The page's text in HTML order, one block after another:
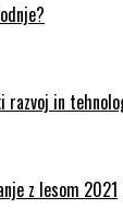
in
z lesom 2021